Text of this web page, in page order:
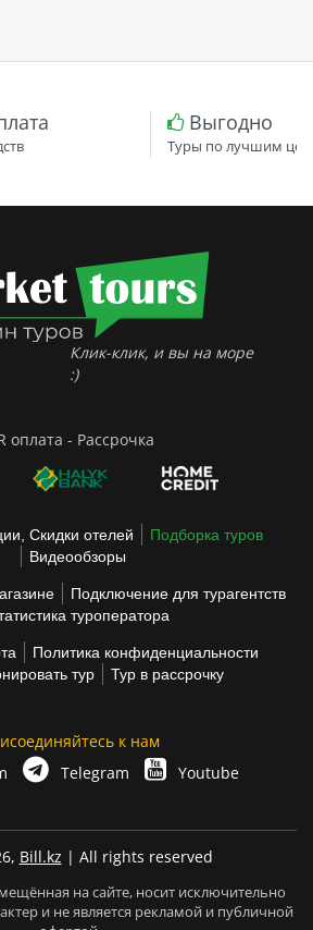
Выгодно
Туры по лучшим
Клик-клик, и вы на море
:)
оплата - Рассрочка
Скидки отелей
Подборка туров
Видеообзоры
Подключение для турагентств
туроператора
Политика конфиденциальности
тур
Тур в рассрочку
к нам
Telegram Youtube
Bill.kz | All rights reserved
на сайте, носит исключительно
и не является рекламой и публичной